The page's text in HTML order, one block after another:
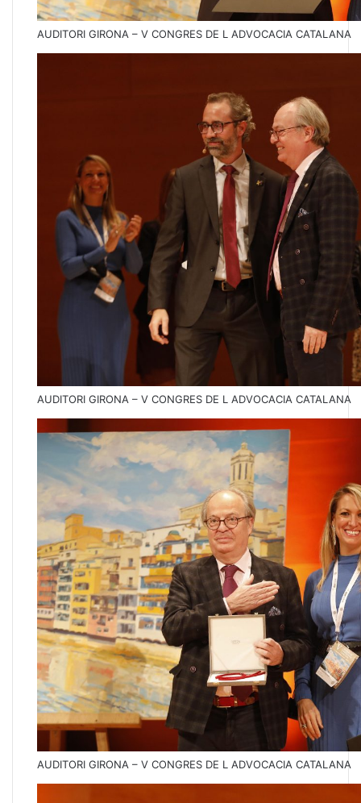
AUDITORI GIRONA – V CONGRES DE L ADVOCACIA CATALANA
AUDITORI GIRONA – V CONGRES DE L ADVOCACIA CATALANA
AUDITORI GIRONA – V CONGRES DE L ADVOCACIA CATALANA